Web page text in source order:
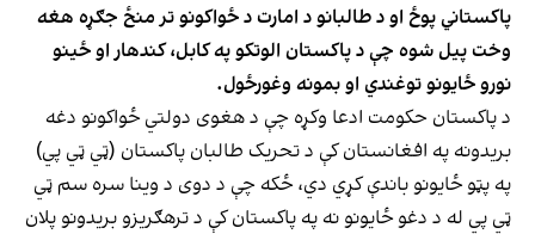
پاکستاني پوځ او د طالبانو د امارت د ځواکونو تر منځ جګړه هغه
وخت پیل شوه چې د پاکستان الوتکو په کابل، کندهار او ځینو
نورو ځایونو توغندي او بمونه وغورځول.
د پاکستان حکومت ادعا وکړه چې د هغوی دولتي ځواکونو دغه
بریدونه په افغانستان کې د تحریک طالبان پاکستان (ټي ټي پي)
په پټو ځایونو باندې کړي دي، ځکه چې د دوی د وینا سره سم ټي
ټي پي له د دغو ځایونو نه په پاکستان کې د ترهګریزو بریدونو پلان